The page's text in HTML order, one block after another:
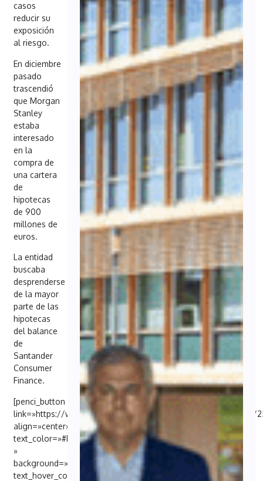
casos
reducir su
exposición
al riesgo.
En diciembre
pasado
trascendió
que Morgan
Stanley
estaba
interesado
en la
compra de
una cartera
de
hipotecas
de 900
millones de
euros.
La entidad
buscaba
desprenderse
de la mayor
parte de las
hipotecas
del balance
de
Santander
Consumer
Finance.
[penci_button
link=»https://www.expansion.com/empresas/seguros/2025/11/
align=»center»
text_color=»#FFFFFF
»
background=»#6EB48C»
text_hover_color=»#FFFFFF